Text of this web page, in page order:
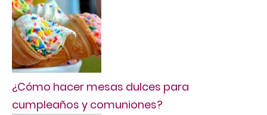
¿Cómo hacer mesas dulces para
cumpleaños y comuniones?